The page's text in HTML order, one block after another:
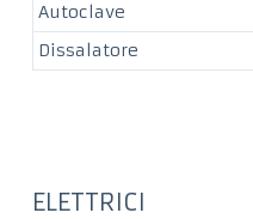
Autoclave
Dissalatore
ELETTRICI